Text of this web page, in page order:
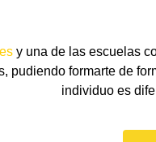
y una de las escuelas
pudiendo formarte de
individuo es